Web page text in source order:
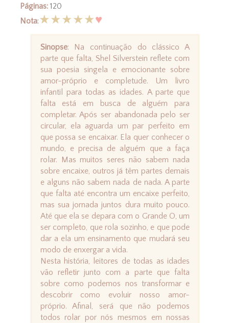
Páginas:120
Nota:★★★★★♥
Sinopse: Na continuação do clássico A
parte que falta, Shel Silverstein reflete com
sua poesia singela e emocionante sobre
amor-próprio e completude. Um livro
infantil para todas as idades. A parte que
falta está em busca de alguém para
completar. Após ser abandonada pelo ser
circular, ela aguarda um par perfeito em
que possa se encaixar. Ela quer conhecer o
mundo, e precisa de alguém que a faça
rolar. Mas muitos seres não sabem nada
sobre encaixe, outros já têm partes demais
e alguns não sabem nada de nada. A parte
que falta até encontra um encaixe perfeito,
mas sua jornada juntos dura muito pouco.
Até que ela se depara com o Grande O, um
ser completo, que rola sozinho, e que pode
dar a ela um ensinamento que mudará seu
modo de enxergar a vida.
Nesta história, leitores de todas as idades
vão refletir junto com a parte que falta
sobre como podemos nos transformar e
descobrir como evoluir nosso amor-
próprio. Afinal, será que não podemos
todos rolar por nós mesmos em nossas